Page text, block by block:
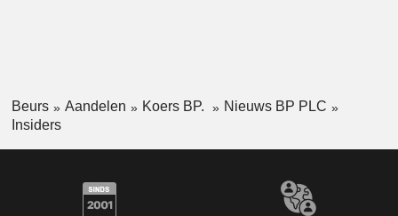
Beurs Aandelen Koers BP.
Nieuws BP PLC
Insiders